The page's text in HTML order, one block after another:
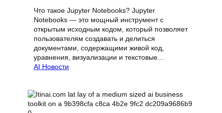
Что такое Jupyter Notebooks? Jupyter
Notebooks — это мощный инструмент с
открытым исходным кодом, который позволяет
пользователям создавать и делиться
документами, содержащими живой код,
уравнения, визуализации и текстовые…
AI Новости